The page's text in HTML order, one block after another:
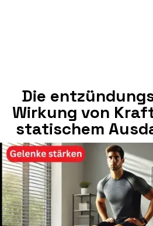
Die
Wirkung von
statischem